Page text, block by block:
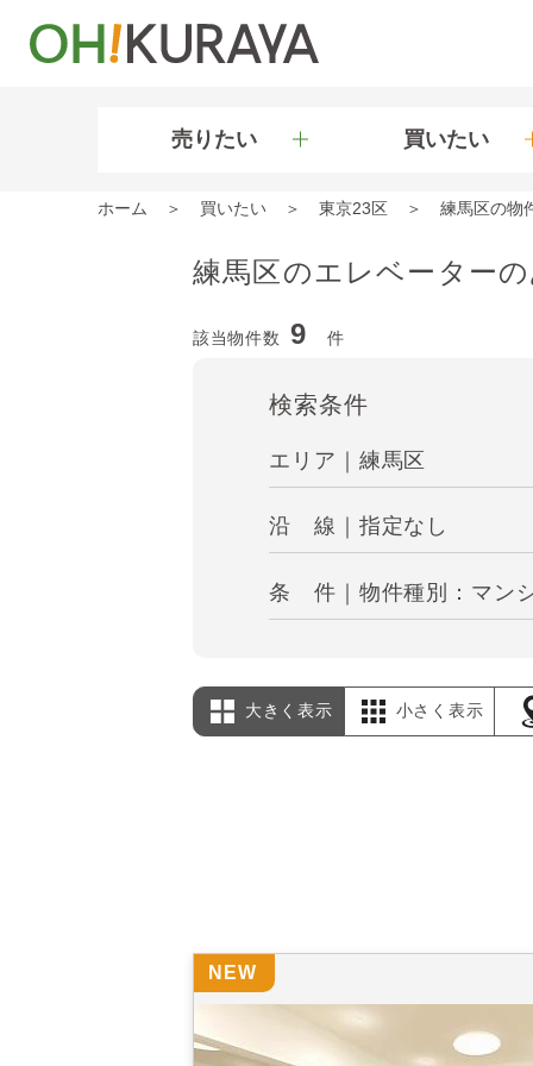
売りたい 買いたい
ホーム 買いたい 東京23区 練馬区の物
練馬区のエレベーター
該当物件数 9 件
検索条件
エリア｜練馬区
沿 線｜指定なし
条 件｜物件種別：マン
大きく表示 小さく表示
NEW